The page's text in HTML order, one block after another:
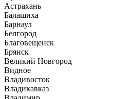
Астрахань
Балашиха
Барнаул
Белгород
Благовещенск
Брянск
Великий Новгород
Видное
Владивосток
Владикавказ